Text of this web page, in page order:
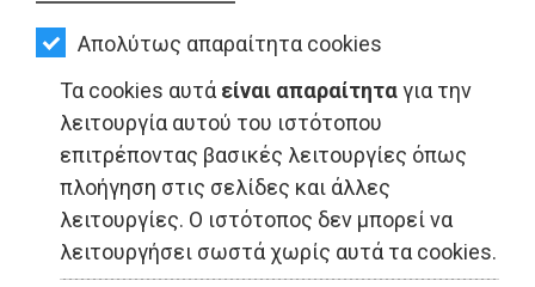
Απολύτως απαραίτητα cookies
Τα cookies αυτά είναι απαραίτηταγια την
λειτουργία αυτού του ιστότοπου
επιτρέποντας βασικές λειτουργίες όπως
πλοήγηση στις σελίδες και άλλες
λειτουργίες. Ο ιστότοπος δεν μπορεί να
λειτουργήσει σωστά χωρίς αυτά τα cookies.
ΟΙΚΟΝΟΜΙΑ
ΑΘΛΗΤΙΣΜΟΣ
ΠΟΛΙΤΙΣΜΟΣ
ΣΠΙΤΙ-
ΚΗΠΟΣ
ΥΓΕΙΑ
ΤΟΠΙΚΗ ΑΥΤΟΔΙΟΙΚΗΣΗ - Μαραθώνας